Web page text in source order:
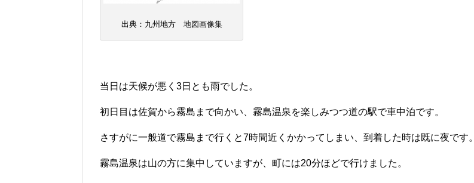
出典：九州地方 地図画像集
当日は天候が悪く3日とも雨でした。
初日目は佐賀から霧島まで向かい、霧島温泉を楽しみつつ道の駅で車中泊です。
さすがに一般道で霧島まで行くと7時間近くかかってしまい、到着した時は既に夜です。
霧島温泉は山の方に集中していますが、町には20分ほどで行けました。